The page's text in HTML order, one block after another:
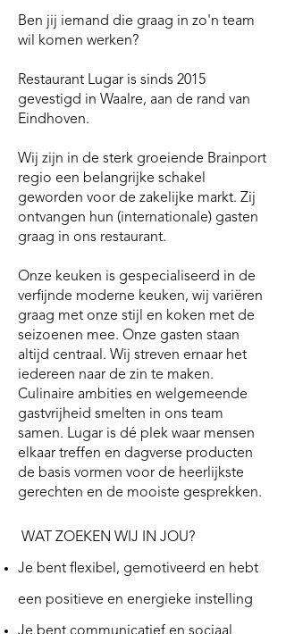
Ben jij iemand die graag in zo'n team
wil komen werken?
Restaurant Lugar is sinds 2015
gevestigd in Waalre, aan de rand van
Eindhoven.
Wij zijn in de sterk groeiende Brainport
regio een belangrijke schakel
geworden voor de zakelijke markt. Zij
ontvangen hun (internationale) gasten
graag in ons restaurant.
Onze keuken is gespecialiseerd in de
verfijnde moderne keuken, wij variëren
graag met onze stijl en koken met de
seizoenen mee. Onze gasten staan
altijd centraal. Wij streven ernaar het
iedereen naar de zin te maken.
Culinaire ambities en welgemeende
gastvrijheid smelten in ons team
samen. Lugar is dé plek waar mensen
elkaar treffen en dagverse producten
de basis vormen voor de heerlijkste
gerechten en de mooiste gesprekken.
WAT ZOEKEN WIJ IN JOU?
Je bent flexibel, gemotiveerd en hebt
een positieve en energieke instelling